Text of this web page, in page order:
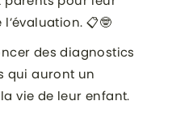
📋🤓
des diagnostics
qui auront un
vie de leur enfant.